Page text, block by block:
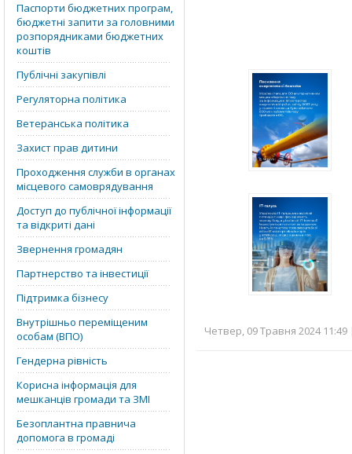
Паспорти бюджетних програм,
бюджетні запити за головними
розпорядниками бюджетних
коштів
Публічні закупівлі
Регуляторна політика
Ветеранська політика
Захист прав дитини
Проходження служби в органах
місцевого самоврядування
Доступ до публічної інформації
та відкриті дані
Звернення громадян
Партнерство та інвестиції
Підтримка бізнесу
Внутрішньо переміщеним
особам (ВПО)
Гендерна рівність
Корисна інформація для
мешканців громади та ЗМІ
Безоплантна правнича
допомога в громаді
Четвер, 09 Травня 2024 11:49